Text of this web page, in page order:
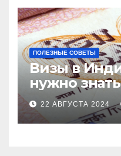
ПОЛЕЗНЫЕ СОВЕТЫ
Визы в
нужно знать
22 АВГУСТА 2024